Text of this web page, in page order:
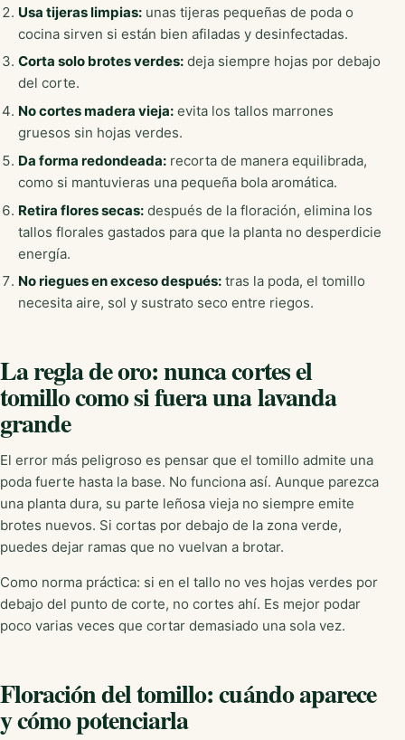
Usa tijeras limpias:unas tijeras pequeñas de poda o
cocina sirven si están bien afiladas y desinfectadas.
Corta solo brotes verdes:deja siempre hojas por debajo
del corte.
No cortes madera vieja:evita los tallos marrones
gruesos sin hojas verdes.
Da forma redondeada:recorta de manera equilibrada,
como si mantuvieras una pequeña bola aromática.
Retira flores secas:después de la floración, elimina los
tallos florales gastados para que la planta no desperdicie
energía.
No riegues en exceso después:tras la poda, el tomillo
necesita aire, sol y sustrato seco entre riegos.
La regla de oro: nunca cortes el
tomillo como si fuera una lavanda
grande
El error más peligroso es pensar que el tomillo admite una
poda fuerte hasta la base. No funciona así. Aunque parezca
una planta dura, su parte leñosa vieja no siempre emite
brotes nuevos. Si cortas por debajo de la zona verde,
puedes dejar ramas que no vuelvan a brotar.
Como norma práctica: si en el tallo no ves hojas verdes por
debajo del punto de corte, no cortes ahí. Es mejor podar
poco varias veces que cortar demasiado una sola vez.
Floración del tomillo: cuándo aparece
y cómo potenciarla